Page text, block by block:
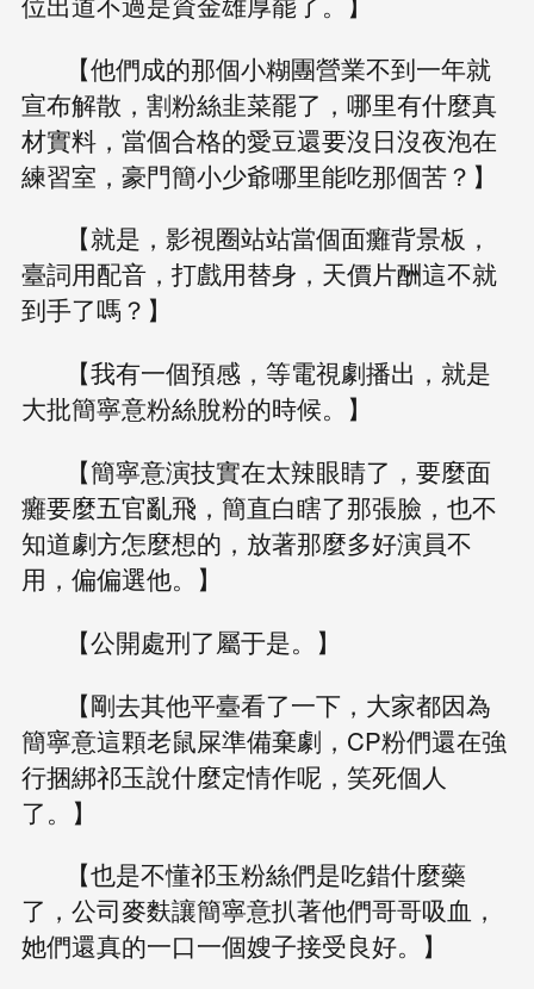
【他們成的那個小糊團營業不到一年就
宣布解散，割粉絲韭菜罷了，哪里有什麼真
材實料，當個合格的愛豆還要沒日沒夜泡在
練習室，豪門簡小少爺哪里能吃那個苦？】
【就是，影視圈站站當個面癱背景板，
臺詞用配音，打戲用替身，天價片酬這不就
到手了嗎？】
【我有一個預感，等電視劇播出，就是
大批簡寧意粉絲脫粉的時候。】
【簡寧意演技實在太辣眼睛了，要麼面
癱要麼五官亂飛，簡直白瞎了那張臉，也不
知道劇方怎麼想的，放著那麼多好演員不
用，偏偏選他。】
【公開處刑了屬于是。】
【剛去其他平臺看了一下，大家都因為
簡寧意這顆老鼠屎準備棄劇，CP粉們還在強
行捆綁祁玉說什麼定情作呢，笑死個人
了。】
【也是不懂祁玉粉絲們是吃錯什麼藥
了，公司麥麩讓簡寧意扒著他們哥哥吸血，
她們還真的一口一個嫂子接受良好。】